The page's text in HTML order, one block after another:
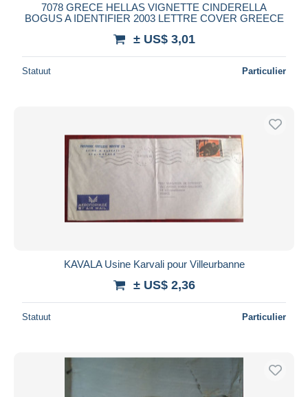
7078 GRECE HELLAS VIGNETTE CINDERELLA
BOGUS A IDENTIFIER 2003 LETTRE COVER GREECE
± US$ 3,01
Statuut Particulier
KAVALA Usine Karvali pour Villeurbanne
± US$ 2,36
Statuut Particulier